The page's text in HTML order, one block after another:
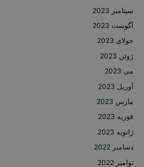
سپتامبر 2023
آگوست 2023
جولای 2023
ژوئن 2023
می 2023
آوریل 2023
مارس 2023
فوریه 2023
ژانویه 2023
دسامبر 2022
نوامبر 2022